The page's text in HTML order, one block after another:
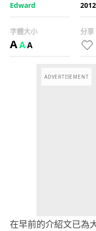
Edward
字體大小
AAA
分享
ADVERTISEMENT
在早前的介紹文已為